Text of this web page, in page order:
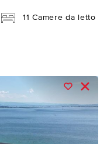
11 Camere da letto